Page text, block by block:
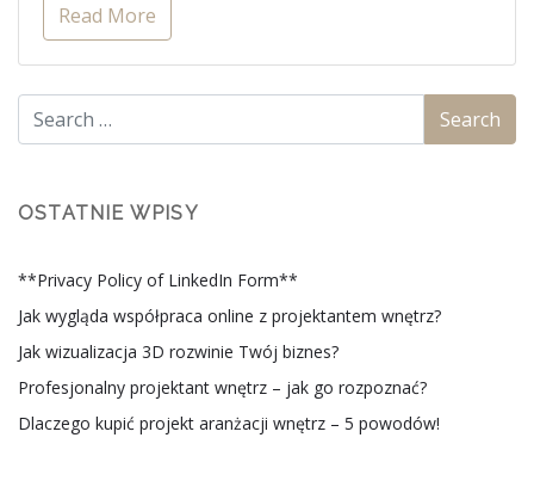
Read More
OSTATNIE WPISY
**Privacy Policy of LinkedIn Form**
Jak wygląda współpraca online z projektantem wnętrz?
Jak wizualizacja 3D rozwinie Twój biznes?
Profesjonalny projektant wnętrz – jak go rozpoznać?
Dlaczego kupić projekt aranżacji wnętrz – 5 powodów!